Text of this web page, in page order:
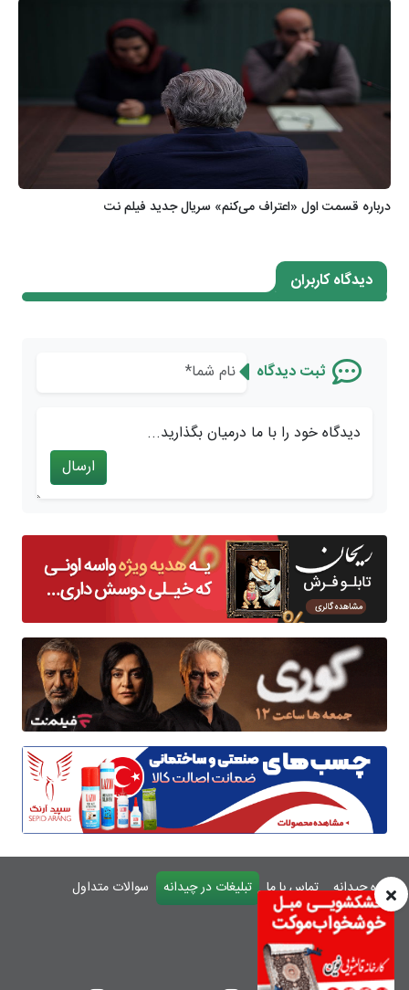
درباره چیدانه تماس با ما تبلیغات در چیدانه
سوالات متداول
ورود